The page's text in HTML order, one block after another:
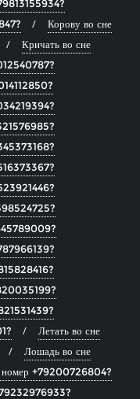
Корову во сне
Кричать во сне
Летать во сне
Лошадь во сне
номер +79200726804?